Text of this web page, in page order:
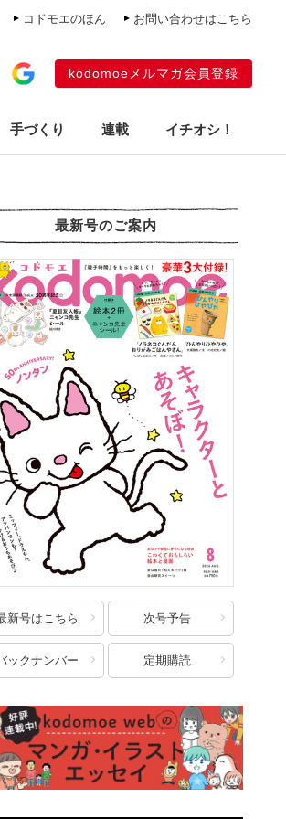
コドモエのほん お問い合わせはこちら
kodomoeメルマガ会員登録
手づくり 連載 イチオシ！
最新号のご案内
新号はこちら 次号予告
ックナンバー 定期購読